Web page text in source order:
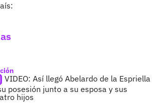
VIDEO: Así llegó Abelardo de la Espriella
posesión junto a su esposa y sus
hijos